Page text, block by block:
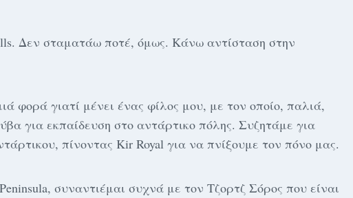
Δεν σταματάω ποτέ, όμως. Κάνω αντίσταση στην
φορά γιατί μένει ένας φίλος μου, με τον οποίο, παλιά,
για εκπαίδευση στο αντάρτικο πόλης. Συζητάμε για
πίνοντας Kir Royal για να πνίξουμε τον πόνο μας.
συναντιέμαι συχνά με τον Τζορτζ Σόρος που είναι